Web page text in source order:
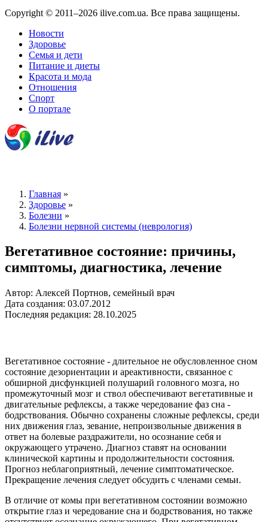
Copyright © 2011–2026 ilive.com.ua. Все права защищены.
Новости
Здоровье
Семья и дети
Питание и диеты
Красота и мода
Отношения
Спорт
О портале
Главная »
Здоровье »
Болезни »
Болезни нервной системы (неврология)
Вегетативное состояние: причины,
симптомы, диагностика, лечение
Автор: Алексей Портнов, семейный врач
Дата создания: 03.07.2012
Последняя редакция: 28.10.2025
Вегетативное состояние - длительное не обусловленное сном
состояние дезориентации и ареактивности, связанное с
обширной дисфункцией полушарий головного мозга, но
промежуточный мозг и ствол обеспечивают вегетативные и
двигательные рефлексы, а также чередование фаз сна -
бодрствования. Обычно сохранены сложные рефлексы, среди
них движения глаз, зевание, непроизвольные движения в
ответ на болевые раздражители, но осознание себя и
окружающего утрачено. Диагноз ставят на основании
клинической картины и продолжительности состояния.
Прогноз неблагоприятный, лечение симптоматическое.
Прекращение лечения следует обсудить с членами семьи.
В отличие от комы при вегетативном состоянии возможно
открытие глаз и чередование сна и бодрствования, но также